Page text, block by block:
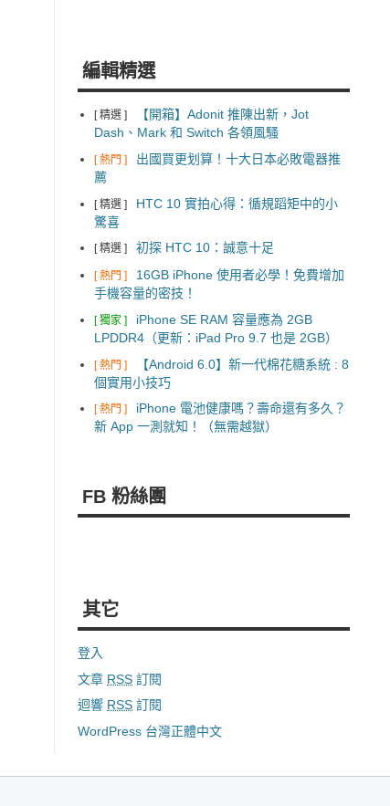
編輯精選
[ 精選 ]
【開箱】Adonit 推陳出新，Jot
Dash、Mark 和 Switch 各領風騷
[ 熱門 ]
出國買更划算！十大日本必敗電器推
薦
[ 精選 ]
HTC 10 實拍心得：循規蹈矩中的小
驚喜
[ 精選 ] 初探 HTC 10：誠意十足
[ 熱門 ]
16GB iPhone 使用者必學！免費增加
手機容量的密技！
[ 獨家 ]
iPhone SE RAM 容量應為 2GB
LPDDR4（更新：iPad Pro 9.7 也是 2GB）
[ 熱門 ]
【Android 6.0】新一代棉花糖系統 : 8
個實用小技巧
[ 熱門 ]
iPhone 電池健康嗎？壽命還有多久？
新 App 一測就知！（無需越獄）
FB 粉絲團
其它
登入
文章 RSS 訂閱
迴響 RSS 訂閱
WordPress 台灣正體中文